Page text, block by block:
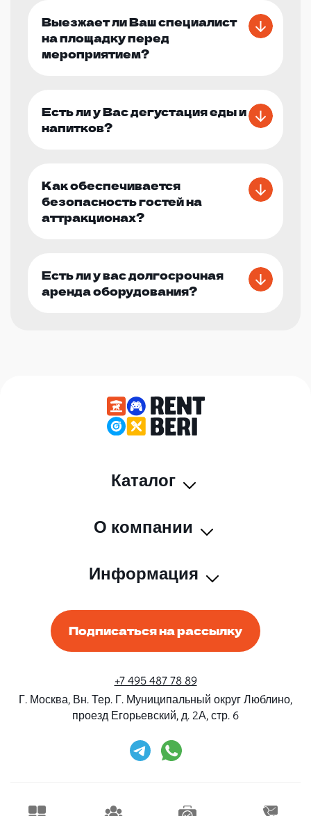
Выезжает ли Ваш специалист
на площадку перед
мероприятием?
Есть ли у Вас дегустация еды и
напитков?
Как обеспечивается
безопасность гостей на
аттракционах?
Есть ли у вас долгосрочная
аренда оборудования?
Каталог
О компании
Информация
Подписаться на рассылку
+7 495 487 78 89
Г. Москва, Вн. Тер. Г. Муниципальный округ Люблино,
проезд Егорьевский, д. 2А, стр. 6